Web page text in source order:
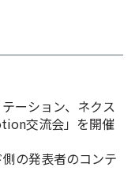
ーション、ネクス
交流会」を開催
の発表者のコンテ